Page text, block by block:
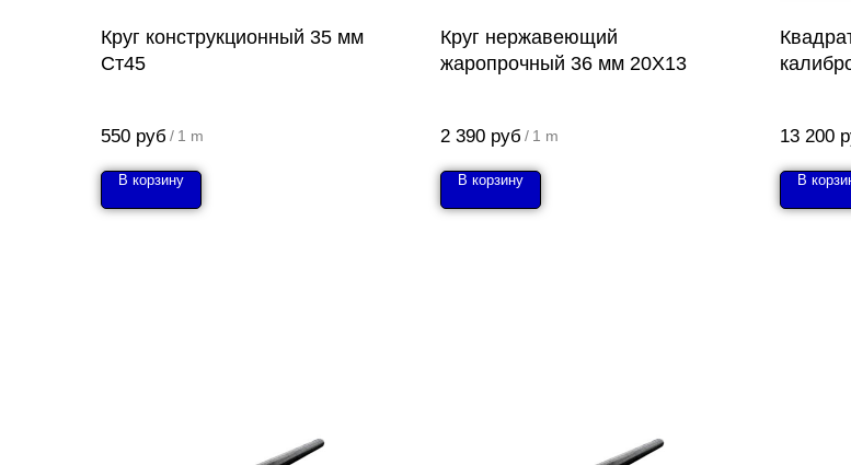
Круг конструкционный 35 мм
Ст45
550 руб / 1 m
В корзину
Круг нержавеющий
жаропрочный 36 мм 20Х13
2 390 руб / 1 m
В корзину
13 200
В